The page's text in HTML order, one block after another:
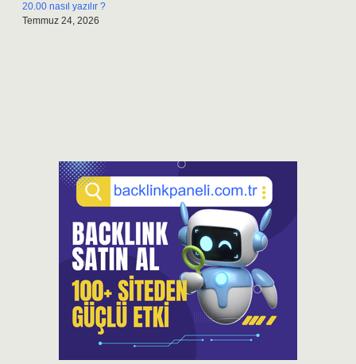
20.00 nasıl yazılır ?
Temmuz 24, 2026